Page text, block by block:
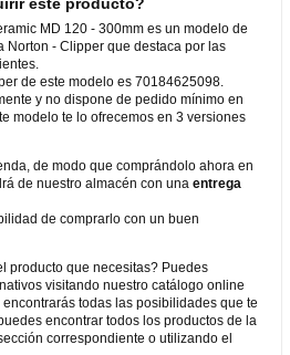
MD 120 - 300mm es un modelo de
Norton - Clipper que destaca por las
de este modelo es 70184625098.
y no dispone de pedido mínimo en
modelo te lo ofrecemos en 3 versiones
de modo que comprándolo ahora en
de nuestro almacén con unaentrega
de comprarlo con un buen
producto que necesitas? Puedes
visitando nuestro catálogo online
todas las posibilidades que te
encontrar todos los productos de la
correspondiente o utilizando el